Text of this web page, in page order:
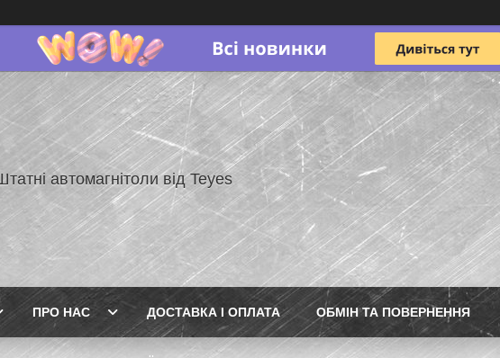
автомагнітоли від Teyes
ПРО НАС ДОСТАВКА І ОПЛАТА ОБМІН ТА ПОВЕРНЕННЯ